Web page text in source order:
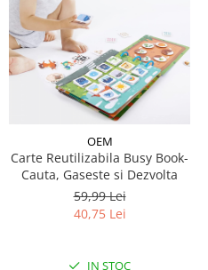
OEM
Carte Reutilizabila Busy Book-
Cauta, Gaseste si Dezvolta
59,99 Lei
40,75 Lei
IN STOC